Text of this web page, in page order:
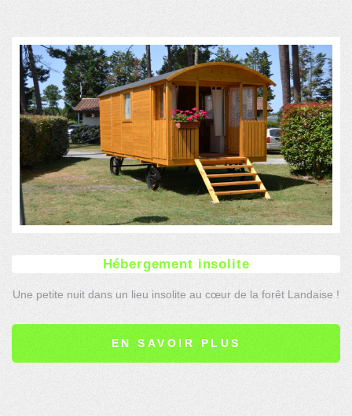
Hébergement insolite
Une petite nuit dans un lieu insolite au cœur de la forêt Landaise !
EN SAVOIR PLUS